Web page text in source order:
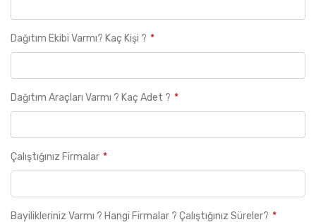
Dağıtım Ekibi Varmı? Kaç Kişi ?
Dağıtım Araçları Varmı ? Kaç Adet ?
Çalıştığınız Firmalar
Bayilikleriniz Varmı ? Hangi Firmalar ? Çalıştığınız Süreler?